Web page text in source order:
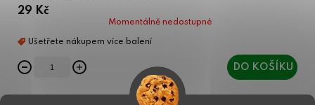
29 Kč
Momentálně nedostupné
DO KOŠÍKU